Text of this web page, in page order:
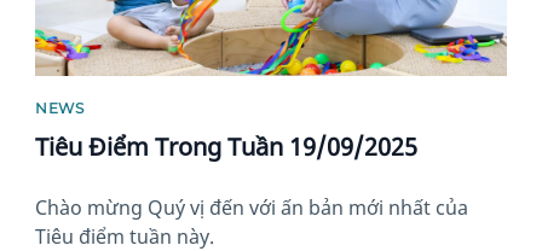
NEWS
Tiêu Điểm Trong Tuần 19/09/2025
Chào mừng Quý vị đến với ấn bản mới nhất của
Tiêu điểm tuần này.